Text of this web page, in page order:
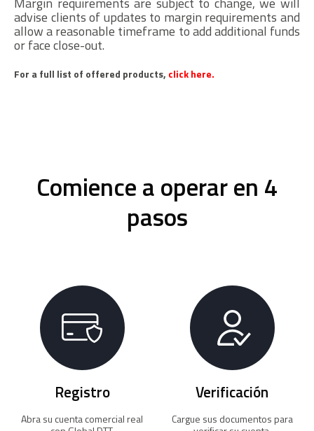
advise clients of updates to margin requirements and
allow a reasonable timeframe to add additional funds
or face close-out.
For a full list of offered products, click here.
Comience a operar en 4
pasos
Registro
Abra su cuenta comercial real
Verificación
Cargue sus documentos para